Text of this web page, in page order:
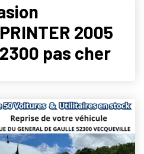
2005
pas cher